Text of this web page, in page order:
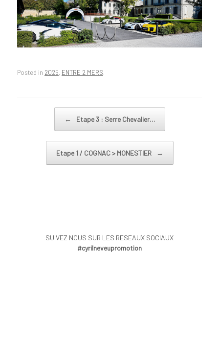
Posted in 2025, ENTRE 2 MERS.
Post navigation
← Etape 3 : Serre Chevalier…
Etape 1 / COGNAC > MONESTIER →
SUIVEZ NOUS SUR LES RESEAUX SOCIAUX
#cyrilneveupromotion